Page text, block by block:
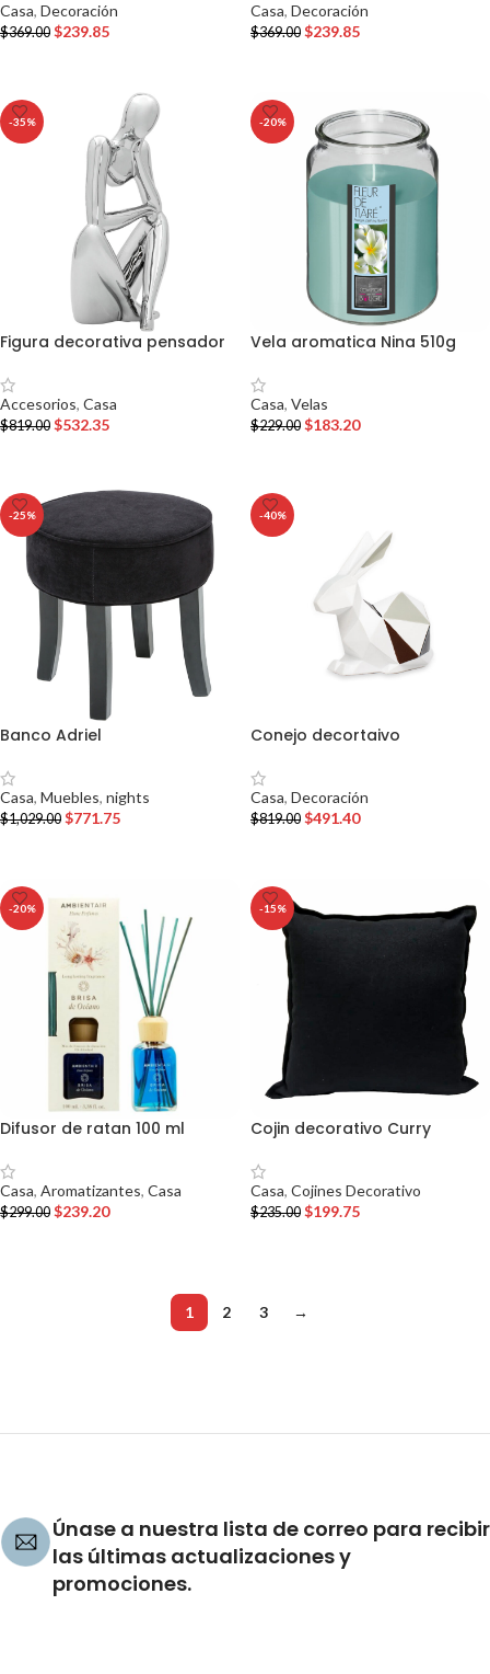
Casa, Decoración
$369.00 $239.85
Casa, Decoración
$369.00 $239.85
-35%
Figura decorativa pensador
Accesorios, Casa
$819.00 $532.35
-20%
Vela aromatica Nina 510g
Casa, Velas
$229.00 $183.20
-25%
Banco Adriel
Casa, Muebles, nights
$1,029.00 $771.75
-40%
Conejo decortaivo
Casa, Decoración
$819.00 $491.40
-20%
Difusor de ratan 100 ml
Casa, Aromatizantes, Casa
$299.00 $239.20
-15%
Cojin decorativo Curry
Casa, Cojines Decorativo
$235.00 $199.75
1 2 3 →
Únase a nuestra lista de correo para recibir
las últimas actualizaciones y
promociones.